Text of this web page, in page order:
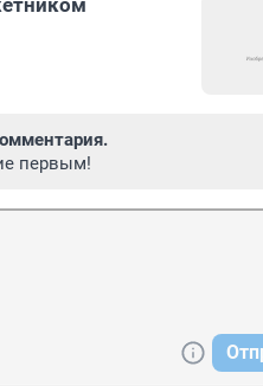
первым!